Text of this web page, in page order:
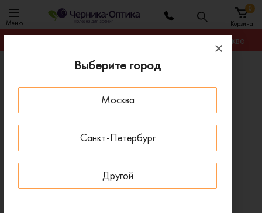
Выберите город
Москва
Санкт-Петербург
Другой
Меню Корзина
0
Гарантируем лучшую цену на любую оправу в Москве
Оправы для очков
Оправа NIKE 4193-441
ПОД ЗАКАЗ